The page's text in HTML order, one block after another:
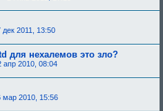
дек 2011, 13:50
для нехалемов это зло?
апр 2010, 08:04
мар 2010, 15:56